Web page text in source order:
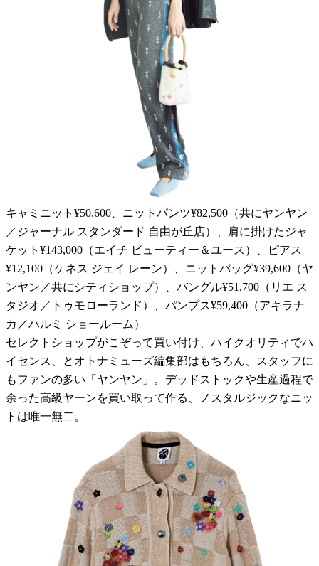
キャミニット¥50,600、ニットパンツ¥82,500（共にヤンヤン
／ジャーナル スタンダード 自由が丘店）、肩に掛けたジャ
ケット¥143,000（エイチ ビューティー＆ユース）、ピアス
¥12,100（ケネス ジェイ レーン）、ニットバッグ¥39,600（ヤ
ンヤン／共にシティショップ）、バングル¥51,700（リエ ス
タジオ／トゥモローランド）、パンプス¥59,400（アキラナ
カ／ハルミ ショールーム）
セレクトショップがこぞって買い付け、ハイクオリティでハ
イセンス、とオトナミューズ編集部はもちろん、スタッフに
もファンの多い「ヤンヤン」。デッドストックや生産過程で
余った高級ヤーンを買い取って作る、ノスタルジックなニッ
トは唯一無二。